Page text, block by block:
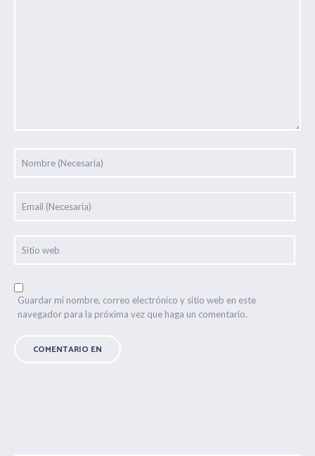
Guardar mi nombre, correo electrónico y sitio web en este
navegador para la próxima vez que haga un comentario.